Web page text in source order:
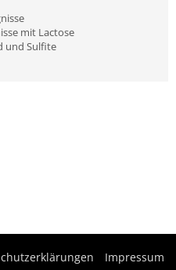
mit Lactose
und Sulfite
Impressum